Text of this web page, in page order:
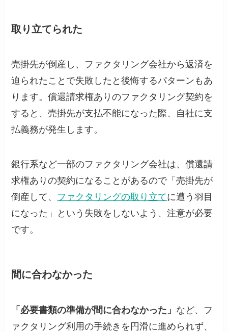
取り立てられた
売掛先が倒産し、ファクタリング会社から返済を
迫られたことで失敗したと後悔するパターンもあ
ります。償還請求権ありのファクタリング契約を
すると、売掛先が支払不能になった際、自社に支
払義務が発生します。
銀行系など一部のファクタリング会社は、償還請
求権ありの契約になることがあるので「売掛先が
倒産して、 ファクタリングの取り立てに遭う羽目
になった」という失敗をしないよう、注意が必要
です。
間に合わなかった
「必要書類の準備が間に合わなかった」 など、フ
ァクタリング利用の手続きを円滑に進められず、